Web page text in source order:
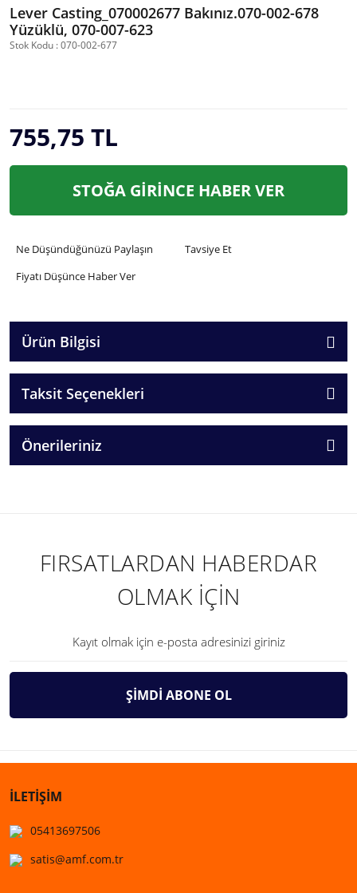
Lever Casting_070002677 Bakınız.070-002-678
Yüzüklü, 070-007-623
Stok Kodu : 070-002-677
755,75 TL
STOĞA GİRİNCE HABER VER
Ne Düşündüğünüzü Paylaşın
Tavsiye Et
Fiyatı Düşünce Haber Ver
Ürün Bilgisi
Taksit Seçenekleri
Önerileriniz
FIRSATLARDAN HABERDAR
OLMAK İÇİN
ŞİMDİ ABONE OL
İLETİŞİM
05413697506
satis@amf.com.tr